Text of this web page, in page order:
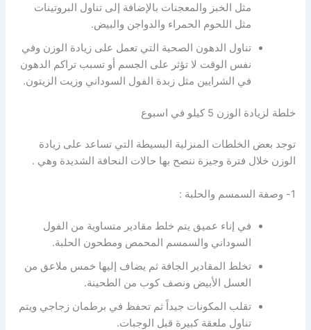
مثل الخبز والمعجنات بالإضافة إلى تناول البروتينات
مثل اللحوم الحمراء والدواجن والبيض.
تناول الدهون الصحية التي تعمل على زيادة الوزن وفي
نفس الوقت لا تؤثر على الجسم أو تسبب تراكم الدهون
في الشرايين مثل زبدة الفول السوداني وزيت الزيتون.
خلطة لزيادة الوزن 5 كيلو في اسبوع
توجد بعض الخلطات المنزلية البسيطة التي تساعد على زيادة
الوزن خلال فترة وجيزة ننصح بها حالات النحافة الشديدة وهي .
1- وصفة السمسم والحلبة :
في إناء عميق يتم خلط مقادير متساوية من الفول
السوداني والسمسم المحمص ومطحون الحلبة.
تخلط المقادير الجافة ثم يضاف إليها خمس ملاعق من
العسل الأبيض ونصف كوب من الطحينة.
تقلب المكونات جيداً ثم تحفظ في برطمان زجاجي ويتم
تناول ملعقة كبيرة قبل الوجبات.